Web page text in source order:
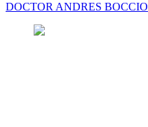
DOCTOR ANDRES BOCCIO